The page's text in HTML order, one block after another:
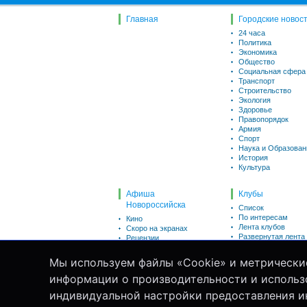
Главная Городские
24 часа
Политика
Экономика
Общество
Социальная сфера
Транспорт
Строительство
Экология
Здоровье
Правопорядок
Армия
Спорт
Наука и
История
Культура
Афиша
Новороссийска
Кино
Скоро на экранах
Рецензии
Для детей
Театр
Концерты
Клубы
Клубы
Список
По интересам
Лента клубов
Развернутая лента
Список
Сейчас на сайте
Развернутая лента
Мы используем файлы «Cookie» и
информации о производительности и
индивидуальной настройки